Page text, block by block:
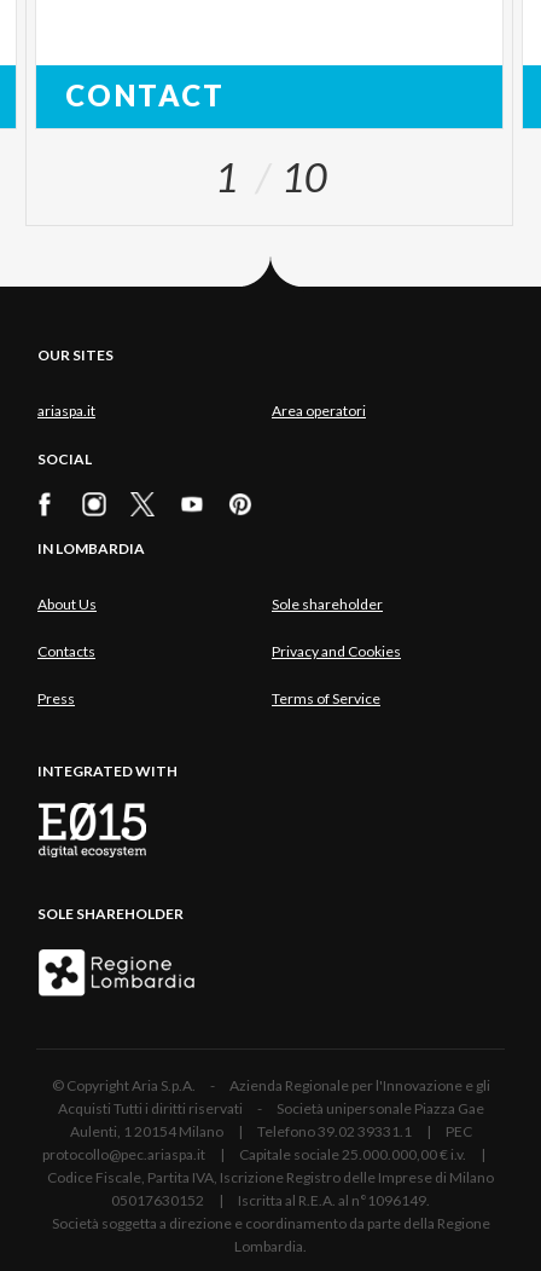
CONTACT
1 10
OUR SITES
ariaspa.it Area operatori
SOCIAL
IN LOMBARDIA
About Us Sole shareholder
Contacts Privacy and Cookies
Press Terms of Service
INTEGRATED WITH
SOLE SHAREHOLDER
© Copyright Aria S.p.A. - Azienda Regionale per l'Innovazione e gli
Acquisti Tutti i diritti riservati - Società unipersonale Piazza Gae
Aulenti, 1 20154 Milano | Telefono 39.02 39331.1 | PEC
protocollo@pec.ariaspa.it | Capitale sociale 25.000.000,00 € i.v. |
Codice Fiscale, Partita IVA, Iscrizione Registro delle Imprese di Milano
05017630152 | Iscritta al R.E.A. al n°1096149.
Società soggetta a direzione e coordinamento da parte della Regione
Lombardia.